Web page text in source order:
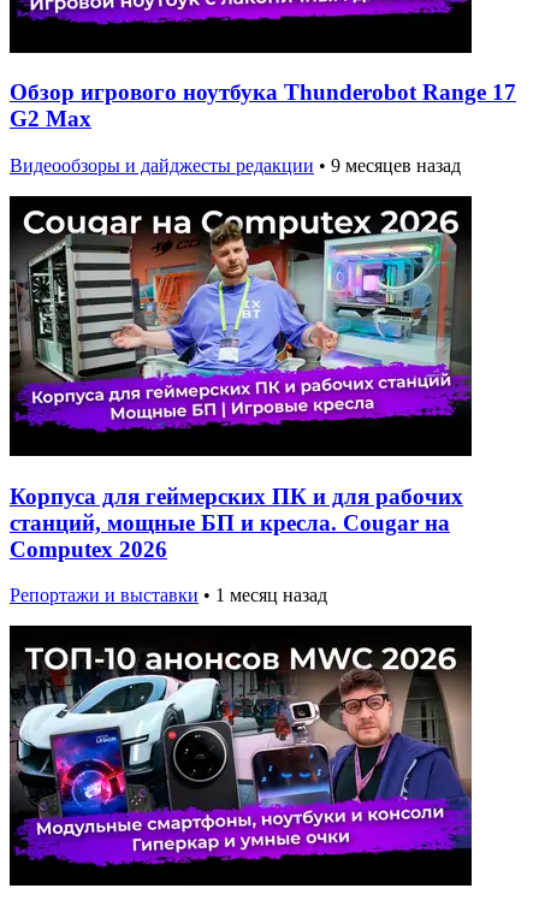
Обзор игрового ноутбука Thunderobot Range 17
G2 Max
Видеообзоры и дайджесты редакции • 9 месяцев назад
Корпуса для геймерских ПК и для рабочих
станций, мощные БП и кресла. Cougar на
Computex 2026
Репортажи и выставки • 1 месяц назад